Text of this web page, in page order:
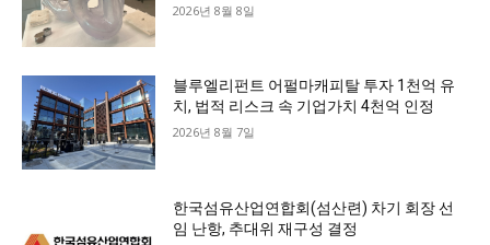
2026년 8월 8일
블루엘리펀트 어펄마캐피탈 투자 1천억 유
치, 법적 리스크 속 기업가치 4천억 인정
2026년 8월 7일
한국섬유산업연합회(섬산련) 차기 회장 선
임 난항, 추대위 재구성 결정